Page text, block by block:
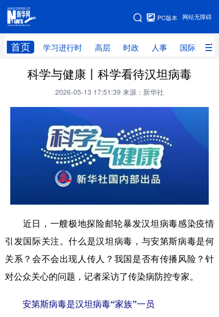
网站无障碍
PC版本
首页 学习进行时 高层 时政 人事 国际 财
网站地图
学习进行时 高层 时政 人事
财经 网评
科创 量子
书画 健康
视频 图片
食品 人居 信息化 数字经济
学术中国 乡村振兴 银龄 溯源中国
城市 旅游 能源 会展
彩票 娱乐 时尚 悦读
公益 一带一路 亚太网
科学与健康丨科学看待汉坦病毒
2026-05-13 17:51:39 来源：新华社
近日，一艘极地探险邮轮暴发汉坦病毒感染疫情
引发国际关注。什么是汉坦病毒，与安第斯病毒是何
关系？会不会出现人传人？我国是否有传播风险？针
对公众关心的问题，记者采访了传染病防控专家。
安第斯病毒是汉坦病毒“家族”一员